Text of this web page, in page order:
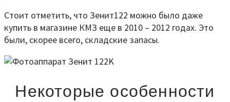
Стоит отметить, что Зенит122 можно было даже
купить в магазине КМЗ еще в 2010 – 2012 годах. Это
были, скорее всего, складские запасы.
Некоторые особенности